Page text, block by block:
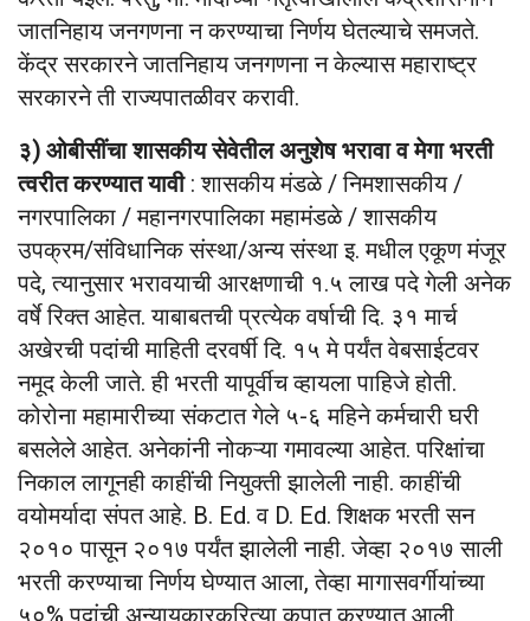
जातनिहाय जनगणना न करण्याचा निर्णय घेतल्याचे समजते.
केंद्र सरकारने जातनिहाय जनगणना न केल्यास महाराष्ट्र
सरकारने ती राज्यपातळीवर करावी.
३) ओबीसींचा शासकीय सेवेतील अनुशेष भरावा व मेगा भरती
त्वरीत करण्यात यावी : शासकीय मंडळे / निमशासकीय /
नगरपालिका / महानगरपालिका महामंडळे / शासकीय
उपक्रम/संविधानिक संस्था/अन्य संस्था इ. मधील एकूण मंजूर
पदे, त्यानुसार भरावयाची आरक्षणाची १.५ लाख पदे गेली अनेक
वर्षे रिक्त आहेत. याबाबतची प्रत्येक वर्षाची दि. ३१ मार्च
अखेरची पदांची माहिती दरवर्षी दि. १५ मे पर्यंत वेबसाईटवर
नमूद केली जाते. ही भरती यापूर्वीच व्हायला पाहिजे होती.
कोरोना महामारीच्या संकटात गेले ५-६ महिने कर्मचारी घरी
बसलेले आहेत. अनेकांनी नोकऱ्या गमावल्या आहेत. परिक्षांचा
निकाल लागूनही काहींची नियुक्ती झालेली नाही. काहींची
वयोमर्यादा संपत आहे. B. Ed. व D. Ed. शिक्षक भरती सन
२०१० पासून २०१७ पर्यंत झालेली नाही. जेव्हा २०१७ साली
भरती करण्याचा निर्णय घेण्यात आला, तेव्हा मागासवर्गीयांच्या